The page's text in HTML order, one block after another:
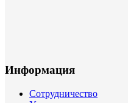
Информация
Сотрудничество